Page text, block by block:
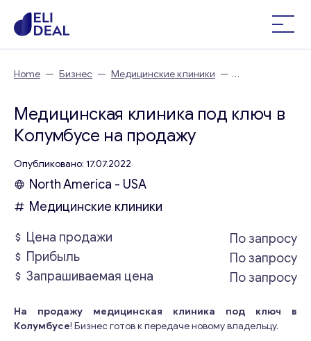
Home — Бизнес — Медицинские клиники —
Медицинская клиника под ключ в
Колумбусе на продажу
Опубликовано: 17.07.2022
North America - USA
Медицинские клиники
Цена продажи
По запросу
Прибыль
По запросу
Запрашиваемая цена
По запросу
На продажу медицинская клиника под ключ в
Колумбусе! Бизнес готов к передаче новому владельцу.